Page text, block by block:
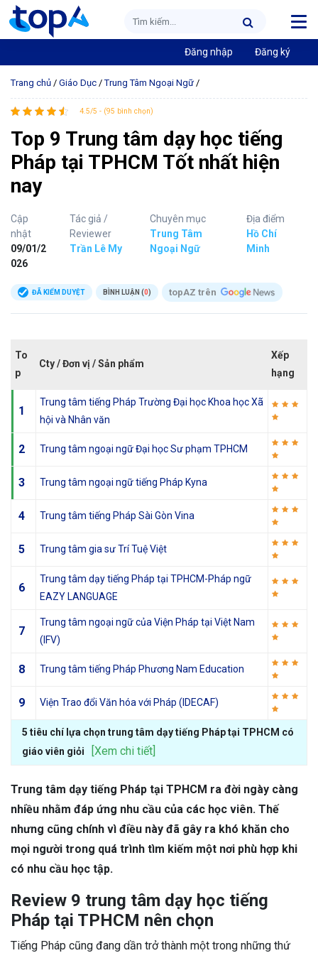
Đăng nhập Đăng ký
Trang chủ / Giáo Dục /Trung Tâm Ngoại Ngữ /
4.5/5 - (95 bình chọn)
Top 9 Trung tâm dạy học tiếng
Pháp tại TPHCM Tốt nhất hiện
nay
Cập
nhật
09/01/2
026
Tác giả /
Reviewer
Trần Lê My
Chuyên mục
Trung Tâm
Ngoại Ngữ
Địa điểm
Hồ Chí
Minh
ĐÃ KIỂM DUYỆT BÌNH LUẬN (0) topAZ trên
To
p
Cty / Đơn vị / Sản phẩm
Xếp
hạng
1
Trung tâm tiếng Pháp Trường Đại học Khoa học Xã
hội và Nhân văn
2 Trung tâm ngoại ngữ Đại học Sư phạm TPHCM
3 Trung tâm ngoại ngữ tiếng Pháp Kyna
4 Trung tâm tiếng Pháp Sài Gòn Vina
5 Trung tâm gia sư Trí Tuệ Việt
6
Trung tâm dạy tiếng Pháp tại TPHCM-Pháp ngữ
EAZY LANGUAGE
7
Trung tâm ngoại ngữ của Viện Pháp tại Việt Nam
(IFV)
8 Trung tâm tiếng Pháp Phương Nam Education
9 Viện Trao đổi Văn hóa với Pháp (IDECAF)
5 tiêu chí lựa chọn trung tâm dạy tiếng Pháp tại TPHCM có
giáo viên giỏi
[Xem chi tiết]
Trung tâm dạy tiếng Pháp tại TPHCM ra đời ngày càng
nhiều nhằm đáp ứng nhu cầu của các học viên. Thế
nhưng cũng chính vì điều này đã gây ra khó khăn cho
mọi người trong quá trình tìm kiếm một nơi phù hợp khi
có nhu cầu học tập.
Review 9 trung tâm dạy học tiếng
Pháp tại TPHCM nên chọn
Tiếng Pháp cũng đang dần trở thành một trong những thứ